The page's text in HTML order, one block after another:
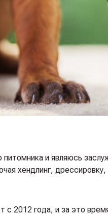
и являюсь
хендлинг,
с 2012 года, и за это